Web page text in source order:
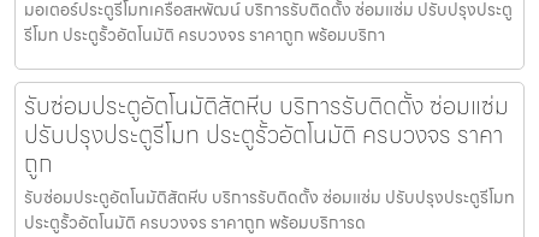
มอเตอร์ประตูรีโมทเครือสหพัฒน์ บริการรับติดตั้ง ซ่อมแซ่ม ปรับปรุงประตู
รีโมท ประตูรั้วอัตโนมัติ ครบวงจร ราคาถูก พร้อมบริกา
รับซ่อมประตูอัตโนมัติสัตหีบ บริการรับติดตั้ง ซ่อมแซ่ม
ปรับปรุงประตูรีโมท ประตูรั้วอัตโนมัติ ครบวงจร ราคา
ถูก
รับซ่อมประตูอัตโนมัติสัตหีบ บริการรับติดตั้ง ซ่อมแซ่ม ปรับปรุงประตูรีโมท
ประตูรั้วอัตโนมัติ ครบวงจร ราคาถูก พร้อมบริการด